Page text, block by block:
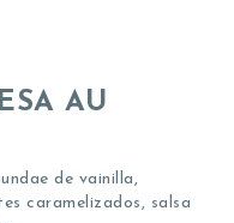
AU
de vainilla,
caramelizados, salsa